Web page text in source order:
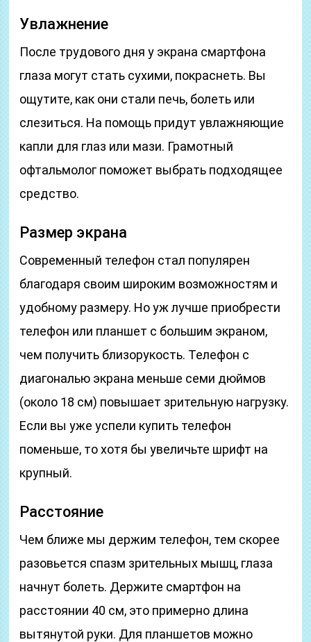
Увлажнение
После трудового дня у экрана смартфона
глаза могут стать сухими, покраснеть. Вы
ощутите, как они стали печь, болеть или
слезиться. На помощь придут увлажняющие
капли для глаз или мази. Грамотный
офтальмолог поможет выбрать подходящее
средство.
Размер экрана
Современный телефон стал популярен
благодаря своим широким возможностям и
удобному размеру. Но уж лучше приобрести
телефон или планшет с большим экраном,
чем получить близорукость. Телефон с
диагональю экрана меньше семи дюймов
(около 18 см) повышает зрительную нагрузку.
Если вы уже успели купить телефон
поменьше, то хотя бы увеличьте шрифт на
крупный.
Расстояние
Чем ближе мы держим телефон, тем скорее
разовьется спазм зрительных мышц, глаза
начнут болеть. Держите смартфон на
расстоянии 40 см, это примерно длина
вытянутой руки. Для планшетов можно